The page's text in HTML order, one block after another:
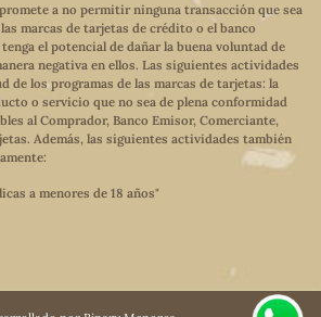
a no permitir ninguna transacción que sea
marcas de tarjetas de crédito o el banco
el potencial de dañar la buena voluntad de
negativa en ellos. Las siguientes actividades
de los programas de las marcas de tarjetas: la
o servicio que no sea de plena conformidad
al Comprador, Banco Emisor, Comerciante,
Además, las siguientes actividades también
a menores de 18 años"